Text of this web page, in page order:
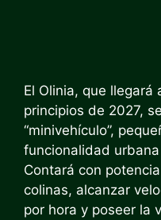
El Olinia, que llegará
principios de 2027,
“minivehículo”,
funcionalidad
Contará con
colinas, alcanzar
por hora y poseer la